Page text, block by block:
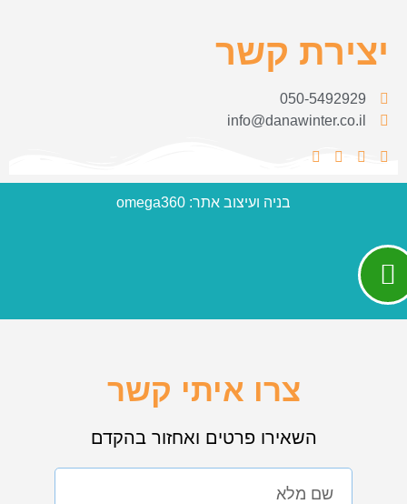
יצירת קשר
050-5492929
info@danawinter.co.il
בניה ועיצוב אתר: omega360
צרו איתי קשר
השאירו פרטים ואחזור בהקדם